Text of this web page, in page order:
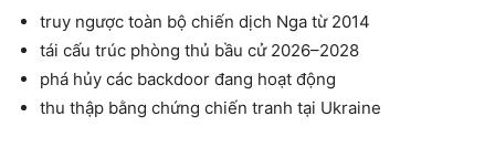
truy ngược toàn bộ chiến dịch Nga từ 2014
tái cấu trúc phòng thủ bầu cử 2026–2028
phá hủy các backdoor đang hoạt động
thu thập bằng chứng chiến tranh tại Ukraine